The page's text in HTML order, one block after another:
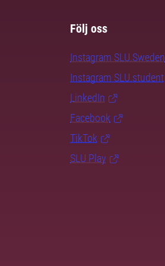
Följ oss
Instagram SLU.Sweden
Instagram SLU.student
LinkedIn
Facebook
TikTok
SLU Play